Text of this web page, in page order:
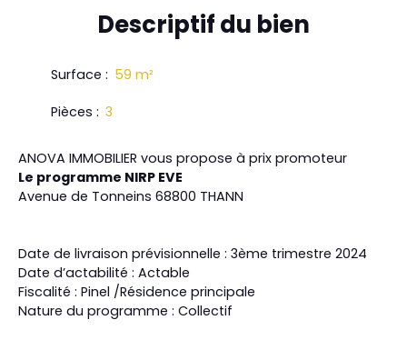
Descriptifdu bien
Surface : 59 m²
Pièces : 3
ANOVA IMMOBILIER vous propose à prix promoteur
Le programme NIRP EVE
Avenue de Tonneins 68800 THANN
Date de livraison prévisionnelle : 3ème trimestre 2024
Date d’actabilité : Actable
Fiscalité : Pinel /Résidence principale
Nature du programme : Collectif